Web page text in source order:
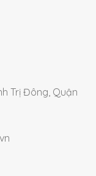
Trị Đông, Quận